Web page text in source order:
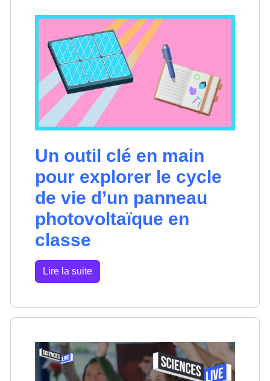
Un outil clé en main
pour explorer le cycle
de vie d’un panneau
photovoltaïque en
classe
Lire la suite